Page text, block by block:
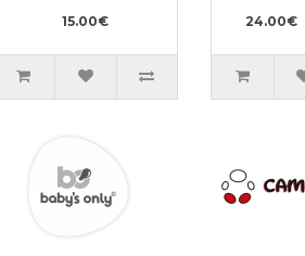
15.00€ 24.00€